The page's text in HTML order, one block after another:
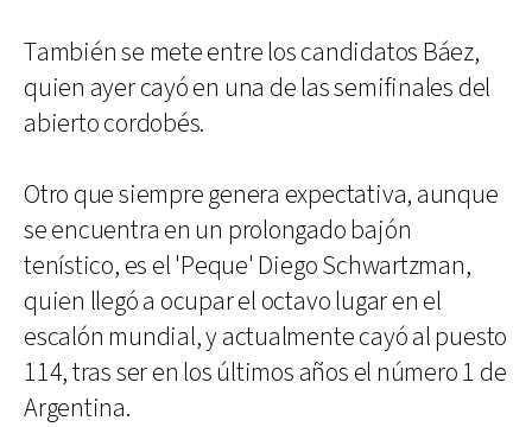
También se mete entre los candidatos Báez,
quien ayer cayó en una de las semifinales del
abierto cordobés.
Otro que siempre genera expectativa, aunque
se encuentra en un prolongado bajón
tenístico, es el 'Peque' Diego Schwartzman,
quien llegó a ocupar el octavo lugar en el
escalón mundial, y actualmente cayó al puesto
114, tras ser en los últimos años el número 1 de
Argentina.